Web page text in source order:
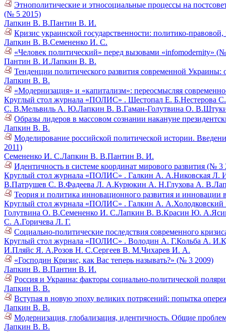
Этнополитические и этносоциальные процессы на
(№ 5 2015)
Лапкин В. В.Пантин В. И.
Кризис украинской государственности: политико-
Лапкин В. В.Семененко И. С.
«Человек политический» перед вызовами «infomodernity»
Пантин В. И.Лапкин В. В.
Тенденции политического развития современной
Лапкин В. В.
«Модернизация» и «капитализм»: переосмысляя
Круглый стол журнала «ПОЛИС» . Шестопал Е. Б.Нестерова
С. В.Мельвиль А. Ю.Лапкин В. В.Гаман-Голутвина О. В.
Образы лидеров в массовом сознании накануне
Лапкин В. В.
Моделирование российской политической истории.
2011)
Семененко И. С.Лапкин В. В.Пантин В. И.
Идентичность в системе координат мирового развития (№ 3
Круглый стол журнала «ПОЛИС» . Галкин А. А.Никовская Л.
В.Патрушев С. В.Фадеева Л. А.Курюкин А. Н.Глухова А. В.
Теория и политика инновационного развития и инновации
Круглый стол журнала «ПОЛИС» . Галкин А. А.Холодковский
Голутвина О. В.Семененко И. С.Лапкин В. В.Красин Ю. А.
С. А.Горичева Л. Г.
Социально-политические последствия современного
Круглый стол журнала «ПОЛИС» . Володин А. Г.Кольба А. И.
И.Пляйс Я. А.Розов Н. С.Сергеев В. М.Чихарев И. А.
«Господин Кризис, как Вас теперь называть?» (№ 3 2009)
Лапкин В. В.Пантин В. И.
Россия и Украина: факторы социально-политической
Лапкин В. В.
Вступая в новую эпоху великих потрясений: попытка
Лапкин В. В.
Модернизация, глобализация, идентичность. Общие
Лапкин В. В.